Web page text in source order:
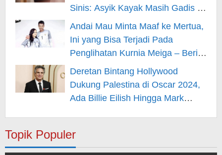
Sinis: Asyik Kayak Masih Gadis –
Berita Hiburan
Andai Mau Minta Maaf ke Mertua,
Ini yang Bisa Terjadi Pada
Penglihatan Kurnia Meiga – Berita
Hiburan
Deretan Bintang Hollywood
Dukung Palestina di Oscar 2024,
Ada Billie Eilish Hingga Mark
Topik Populer